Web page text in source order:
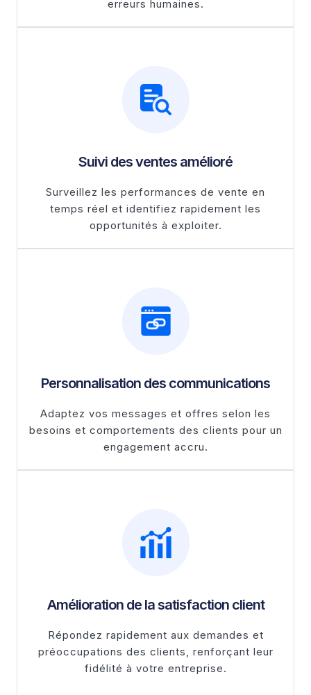
erreurs humaines.
Suivi des ventes amélioré
Surveillez les performances de vente en
temps réel et identifiez rapidement les
opportunités à exploiter.
Personnalisation des communications
Adaptez vos messages et offres selon les
besoins et comportements des clients pour un
engagement accru.
Amélioration de la satisfaction client
Répondez rapidement aux demandes et
préoccupations des clients, renforçant leur
fidélité à votre entreprise.